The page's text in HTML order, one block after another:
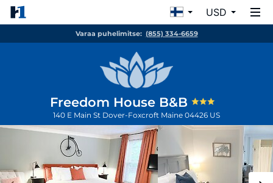
USD
Varaa puhelimitse: (855) 334-6659
Freedom House B&B
140 E Main St Dover-Foxcroft Maine 04426 US